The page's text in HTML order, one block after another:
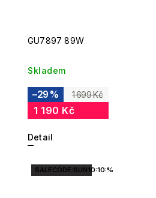
GU7897 89W
Skladem
1 699 Kč
–29 %
1 190 Kč
Detail
SALECODE:SUN10:10:%